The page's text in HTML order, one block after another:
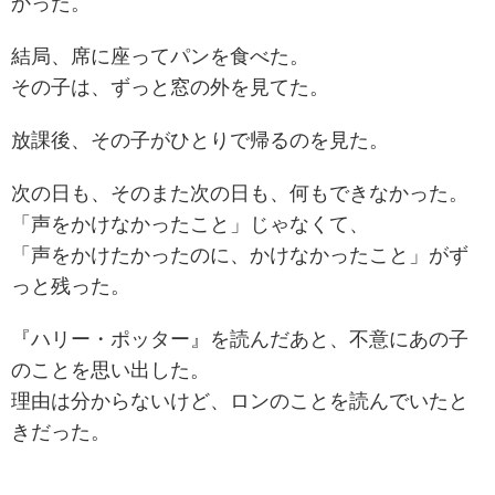
結局、席に座ってパンを食べた。
その子は、ずっと窓の外を見てた。
放課後、その子がひとりで帰るのを見た。
次の日も、そのまた次の日も、何もできなかった。
「声をかけなかったこと」じゃなくて、
「声をかけたかったのに、かけなかったこと」がず
っと残った。
『ハリー・ポッター』を読んだあと、不意にあの子
のことを思い出した。
理由は分からないけど、ロンのことを読んでいたと
きだった。